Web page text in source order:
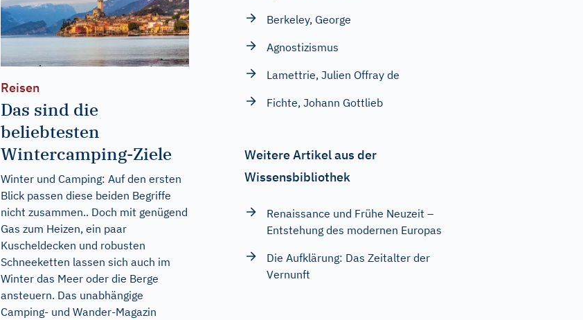
Reisen
Das sind die
beliebtesten
Wintercamping-Ziele
Winter und Camping: Auf den ersten
Blick passen diese beiden Begriffe
nicht zusammen.. Doch mit genügend
Gas zum Heizen, ein paar
Kuscheldecken und robusten
Schneeketten lassen sich auch im
Winter das Meer oder die Berge
ansteuern. Das unabhängige
Camping- und Wander-Magazin
Berkeley, George
Agnostizismus
Lamettrie, Julien Offray de
Fichte, Johann Gottlieb
Weitere Artikel aus der
Wissensbibliothek
Renaissance und Frühe Neuzeit –
Entstehung des modernen Europas
Die Aufklärung: Das Zeitalter der
Vernunft